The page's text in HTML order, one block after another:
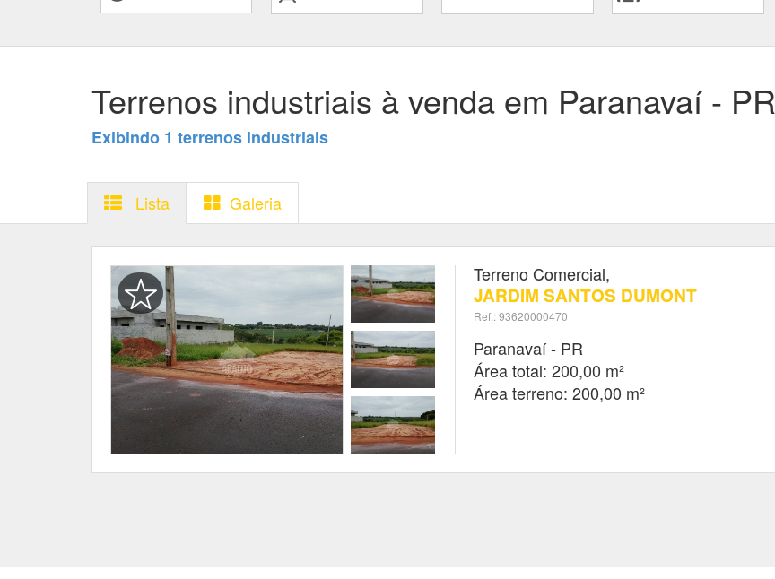
Terrenos industriais à venda em Paranavaí - PR
Exibindo 1 terrenos industriais
Lista Galeria
Terreno Comercial,
JARDIM SANTOS DUMONT
Ref.: 93620000470
Paranavaí - PR
Área total: 200,00 m²
Área terreno: 200,00 m²